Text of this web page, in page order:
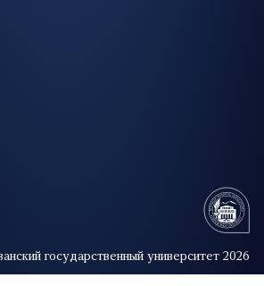
государственный университет 2026